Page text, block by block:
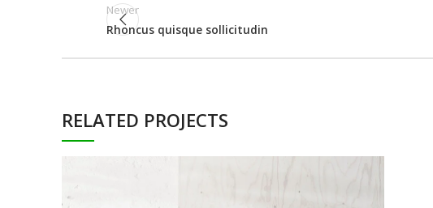
Newer
Rhoncus quisque sollicitudin
RELATED PROJECTS